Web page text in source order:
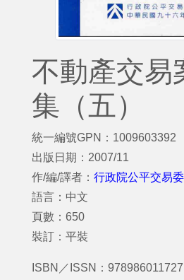
不動產交易
集（五）
統一編號GPN：1009603392
出版日期：2007/11
作/編/譯者： 行政院公平交易
語言：中文
頁數：650
裝訂：平裝
ISBN／ISSN：